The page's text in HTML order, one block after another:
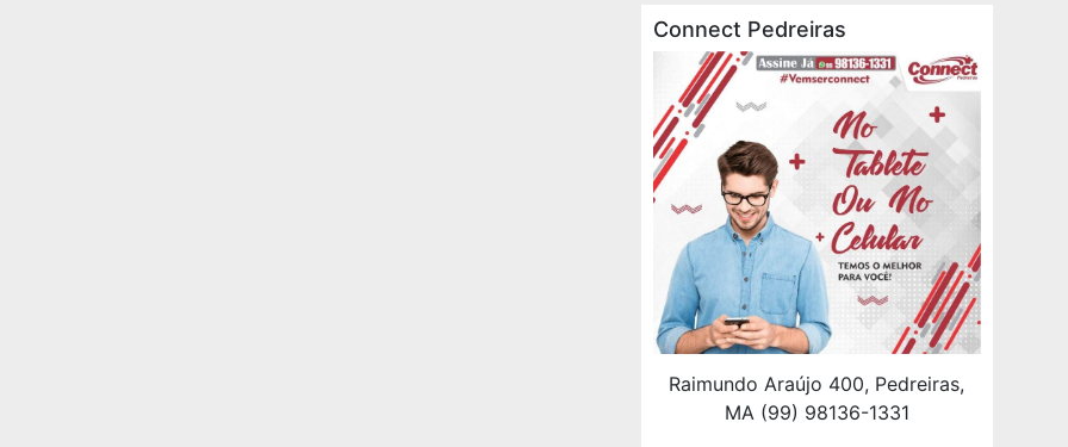
Connect Pedreiras
Raimundo Araújo 400, Pedreiras,
MA (99) 98136-1331